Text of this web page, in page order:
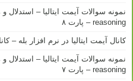
reasoning – پارت ۸
کانال آیمت ایتالیا در نرم افزار بله –
reasoning – پارت ۷